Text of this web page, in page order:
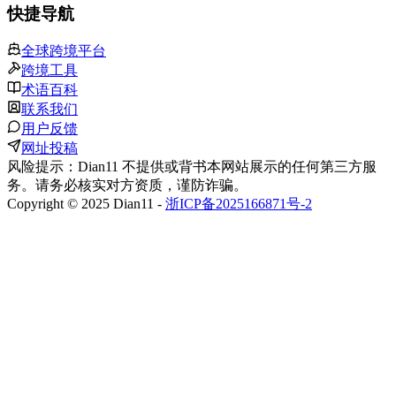
快捷导航
全球跨境平台
跨境工具
术语百科
联系我们
用户反馈
网址投稿
风险提示：Dian11 不提供或背书本网站展示的任何第三方服
务。请务必核实对方资质，谨防诈骗。
Copyright © 2025 Dian11 - 浙ICP备2025166871号-2